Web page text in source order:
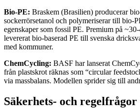
Bio-PE: Braskem (Brasilien) producerar
sockerrörsetanol och polymeriserar till bio-
egenskaper som fossil PE. Premium på
levererat bio-baserad PE till svenska
med kommuner.
ChemCycling: BASF har lanserat
från plastskrot räknas som “circular
via massbalans. Modellen sprider sig till
Säkerhets- och regelfrågor